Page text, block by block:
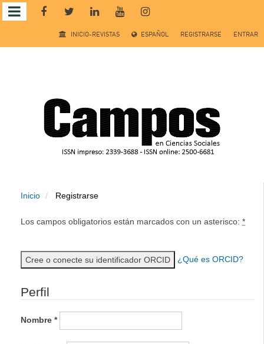
Salto
rápido
contenido
Navegación
Barra
INICIO-REVISTAS ESPAÑOL REGISTRARSE ENTRAR
Inicio Registrarse
Los campos obligatorios están marcados con un asterisco: *
Cree o conecte su identificador ORCID ¿Qué es ORCID?
Perfil
Nombre *